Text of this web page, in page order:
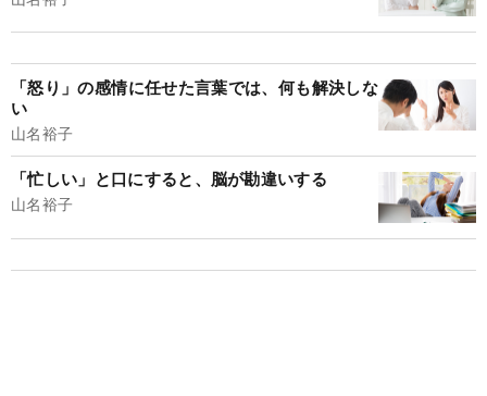
「怒り」の感情に任せた言葉では、何も解決しな
い
山名裕子
「忙しい」と口にすると、脳が勘違いする
山名裕子